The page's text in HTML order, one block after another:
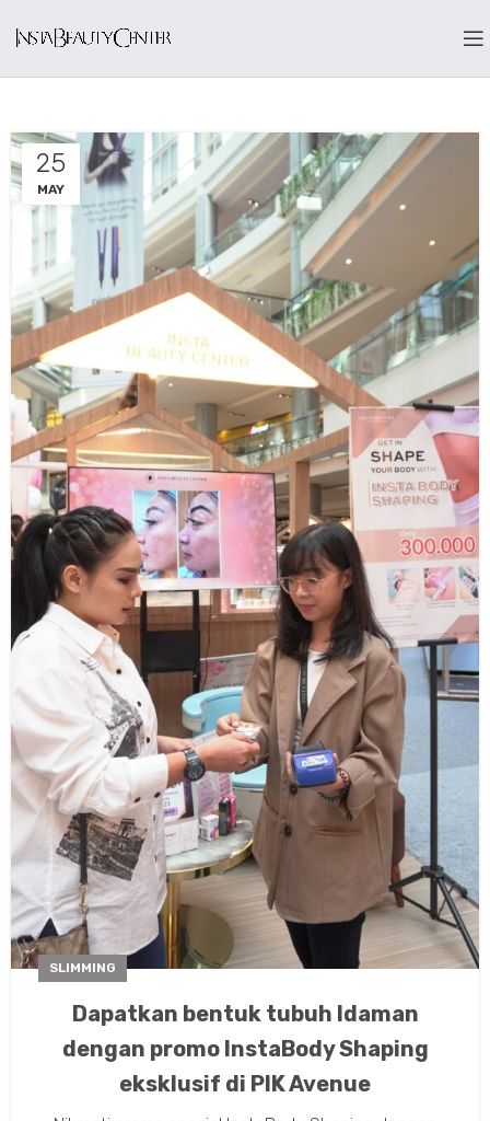
25
MAY
SLIMMING
Dapatkan bentuk tubuh Idaman
dengan promo InstaBody Shaping
eksklusif di PIK Avenue